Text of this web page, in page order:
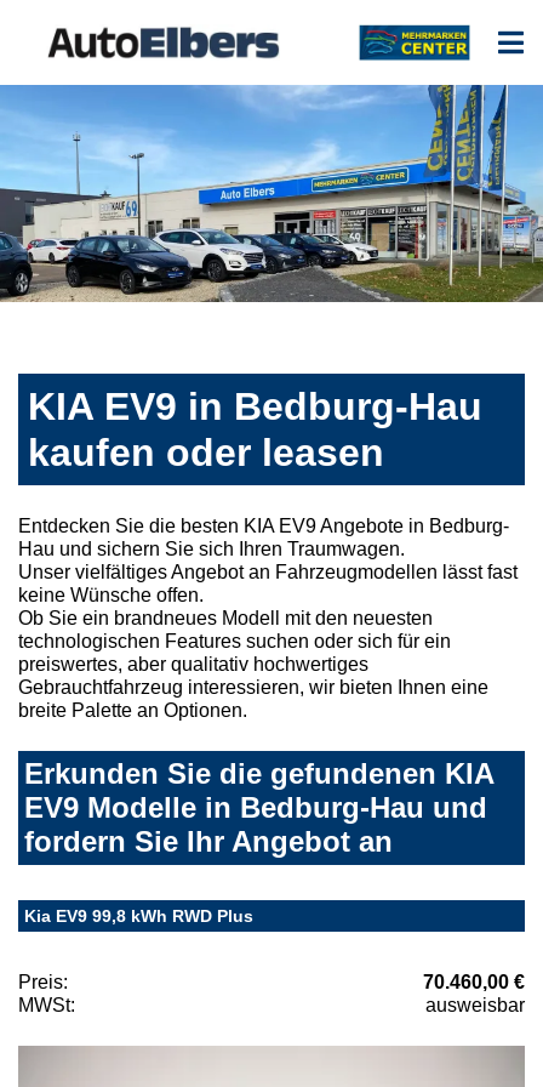
KIA EV9 in Bedburg-Hau
kaufen oder leasen
Entdecken Sie die besten KIA EV9 Angebote in Bedburg-
Hau und sichern Sie sich Ihren Traumwagen.
Unser vielfältiges Angebot an Fahrzeugmodellen lässt fast
keine Wünsche offen.
Ob Sie ein brandneues Modell mit den neuesten
technologischen Features suchen oder sich für ein
preiswertes, aber qualitativ hochwertiges
Gebrauchtfahrzeug interessieren, wir bieten Ihnen eine
breite Palette an Optionen.
Erkunden Sie die gefundenen KIA
EV9 Modelle in Bedburg-Hau und
fordern Sie Ihr Angebot an
Kia EV9 99,8 kWh RWD Plus
Preis:
70.460,00 €
MWSt:
ausweisbar